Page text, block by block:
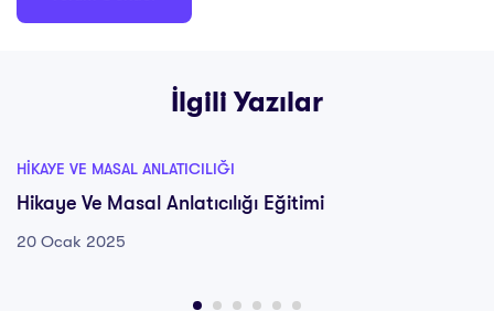
İlgili Yazılar
HIKAYE VE MASAL ANLATICILIĞI
Hikaye Ve Masal Anlatıcılığı Eğitimi
20 Ocak 2025